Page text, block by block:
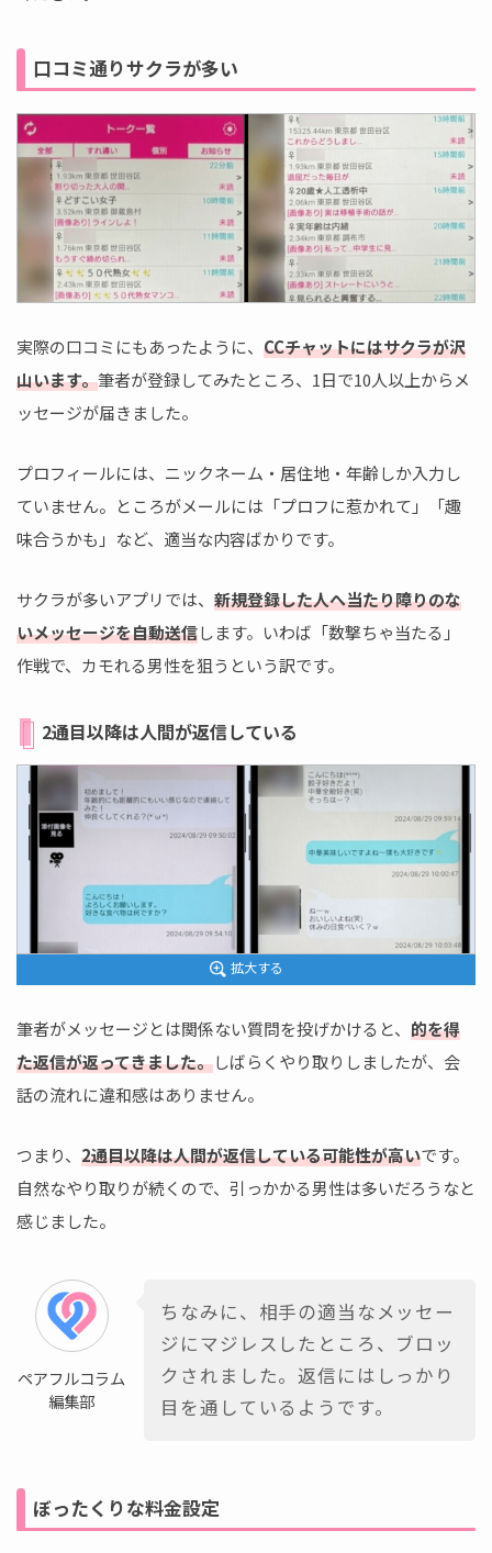
口コミ通りサクラが多い
実際の口コミにもあったように、 CCチャットにはサクラが沢
山います。筆者が登録してみたところ、1日で10人以上からメ
ッセージが届きました。
プロフィールには、ニックネーム・居住地・年齢しか入力し
ていません。ところがメールには「プロフに惹かれて」「趣
味合うかも」など、適当な内容ばかりです。
サクラが多いアプリでは、 新規登録した人へ当たり障りのな
いメッセージを自動送信します。いわば「数撃ちゃ当たる」
作戦で、カモれる男性を狙うという訳です。
2通目以降は人間が返信している
拡大する
筆者がメッセージとは関係ない質問を投げかけると、 的を得
た返信が返ってきました。しばらくやり取りしましたが、会
話の流れに違和感はありません。
つまり、 2通目以降は人間が返信している可能性が高いです。
自然なやり取りが続くので、引っかかる男性は多いだろうなと
感じました。
ペアフルコラム
編集部
ちなみに、相手の適当なメッセー
ジにマジレスしたところ、ブロッ
クされました。返信にはしっかり
目を通しているようです。
ぼったくりな料金設定